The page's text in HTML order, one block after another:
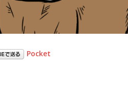
Pocket